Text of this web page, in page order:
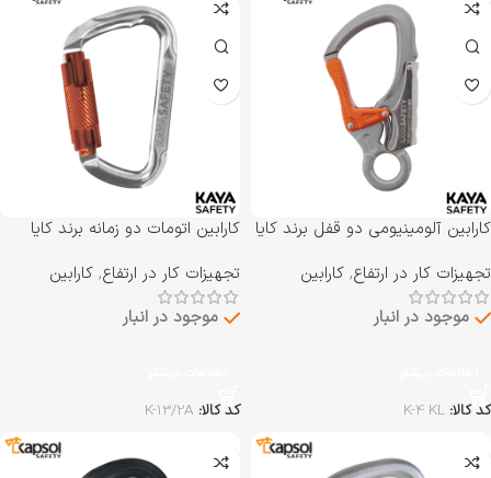
کارابین آلومینیومی دو قفل برند کایا
KL
تجهیزات کار در ارتفاع, کارابین
موجود در انبار
کد کالا: K-4 KL
کارابین اتومات دو زمانه برند کایا
13/2A
تجهیزات کار در ارتفاع, کارابین
موجود در انبار
کد کالا: K-13/2A